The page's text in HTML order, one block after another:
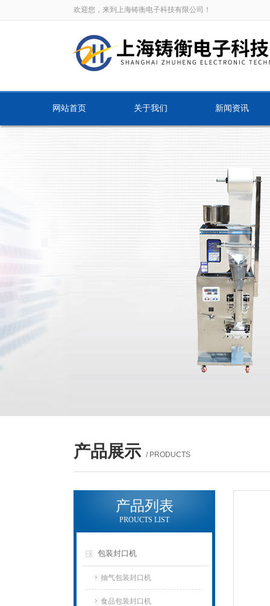
欢迎您，来到上海铸衡电子科技有限公司！
网站首页 关于我们 新闻资讯
产品展示 / PRODUCTS
产品列表
PROUCTS LIST
包装封口机
抽气包装封口机
食品包装封口机